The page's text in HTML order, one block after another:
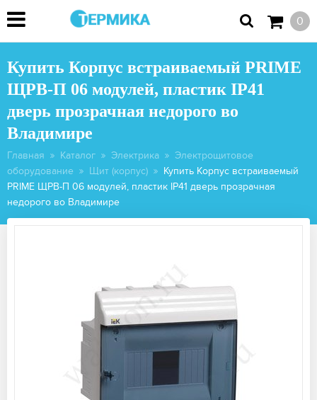
0
Купить Корпус встраиваемый PRIME
ЩРВ-П 06 модулей, пластик IP41
дверь прозрачная недорого во
Владимире
Главная Каталог Электрика
Электрощитовое
оборудование
Щит (корпус)
Купить Корпус встраиваемый
PRIME ЩРВ-П 06 модулей, пластик IP41 дверь прозрачная
недорого во Владимире